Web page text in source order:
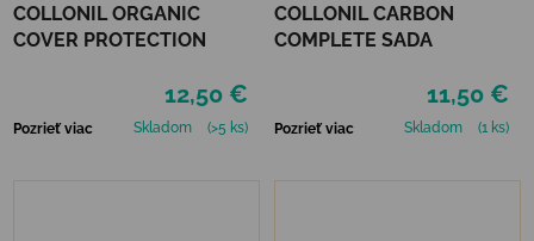
COLLONIL ORGANIC
COVER PROTECTION
12,50 €
Pozrieť viac Skladom (>5 ks)
COLLONIL CARBON
COMPLETE SADA
11,50 €
Pozrieť viac Skladom (1 ks)